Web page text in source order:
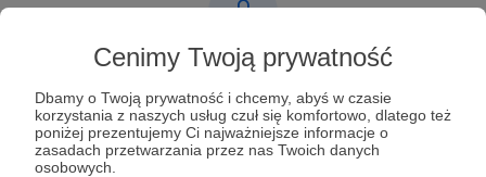
Cenimy Twoją prywatność
Dbamy o Twoją prywatność i chcemy, abyś w czasie
korzystania z naszych usług czuł się komfortowo, dlatego też
poniżej prezentujemy Ci najważniejsze informacje o
zasadach przetwarzania przez nas Twoich danych
osobowych.
Post dostępny tylko dla Patronów
Aby zobaczyć ten materiał musisz być zalogowany